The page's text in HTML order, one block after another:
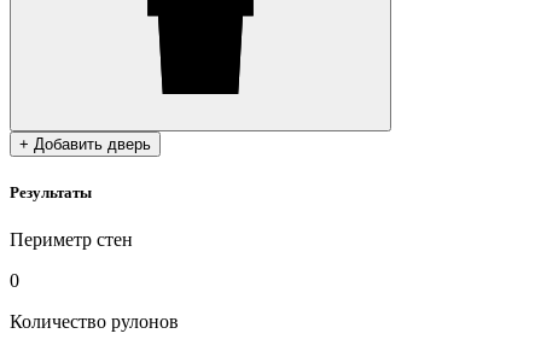
+ Добавить дверь
Результаты
Периметр стен
0
Количество рулонов